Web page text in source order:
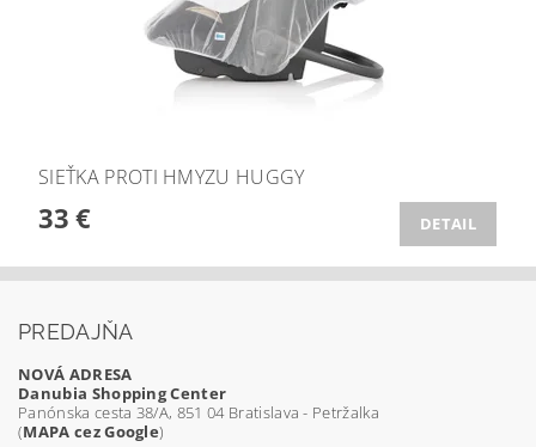
SIEŤKA PROTI HMYZU HUGGY
33 € DETAIL
PREDAJŇA
NOVÁ ADRESA
Danubia Shopping Center
Panónska cesta 38/A, 851 04 Bratislava - Petržalka
(MAPA cez Google)